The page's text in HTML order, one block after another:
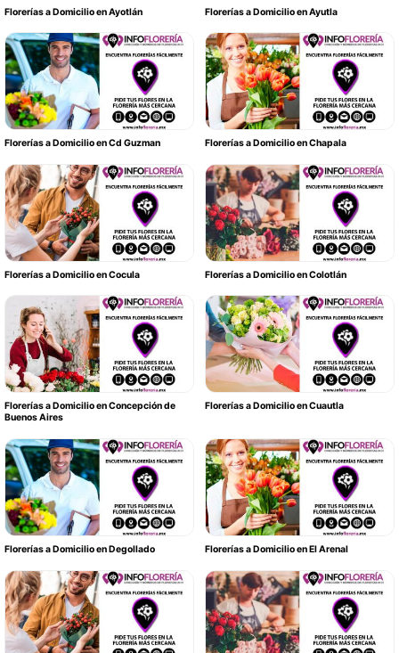
Florerías a Domicilio en Ayotlán Florerías a Domicilio en Ayutla
Florerías a Domicilio en Cd Guzman Florerías a Domicilio en Chapala
Florerías a Domicilio en Cocula Florerías a Domicilio en Colotlán
Florerías a Domicilio en Concepción de
Buenos Aires
Florerías a Domicilio en Cuautla
Florerías a Domicilio en Degollado Florerías a Domicilio en El Arenal